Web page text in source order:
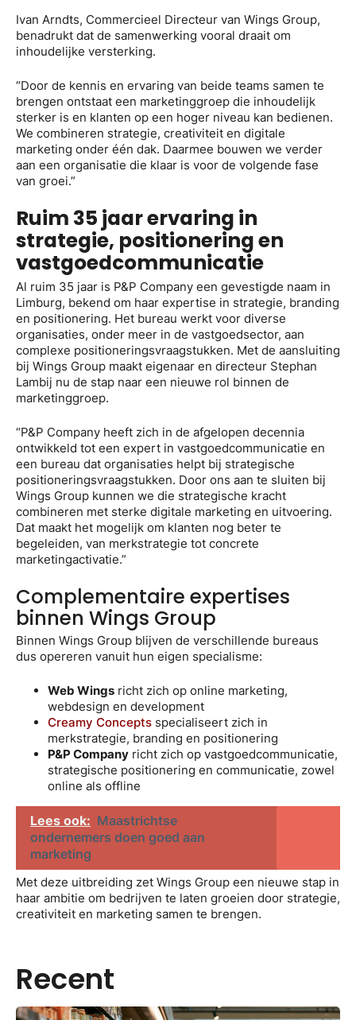
Ivan Arndts, Commercieel Directeur van Wings Group,
benadrukt dat de samenwerking vooral draait om
inhoudelijke versterking.
“Door de kennis en ervaring van beide teams samen te
brengen ontstaat een marketinggroep die inhoudelijk
sterker is en klanten op een hoger niveau kan bedienen.
We combineren strategie, creativiteit en digitale
marketing onder één dak. Daarmee bouwen we verder
aan een organisatie die klaar is voor de volgende fase
van groei.”
Ruim 35 jaar ervaring in
strategie, positionering en
vastgoedcommunicatie
Al ruim 35 jaar is P&P Company een gevestigde naam in
Limburg, bekend om haar expertise in strategie, branding
en positionering. Het bureau werkt voor diverse
organisaties, onder meer in de vastgoedsector, aan
complexe positioneringsvraagstukken. Met de aansluiting
bij Wings Group maakt eigenaar en directeur Stephan
Lambij nu de stap naar een nieuwe rol binnen de
marketinggroep.
“P&P Company heeft zich in de afgelopen decennia
ontwikkeld tot een expert in vastgoedcommunicatie en
een bureau dat organisaties helpt bij strategische
positioneringsvraagstukken. Door ons aan te sluiten bij
Wings Group kunnen we die strategische kracht
combineren met sterke digitale marketing en uitvoering.
Dat maakt het mogelijk om klanten nog beter te
begeleiden, van merkstrategie tot concrete
marketingactivatie.”
Complementaire expertises
binnen Wings Group
Binnen Wings Group blijven de verschillende bureaus
dus opereren vanuit hun eigen specialisme:
Web Wings richt zich op online marketing,
webdesign en development
Creamy Concepts specialiseert zich in
merkstrategie, branding en positionering
P&P Company richt zich op vastgoedcommunicatie,
strategische positionering en communicatie, zowel
online als offline
Lees ook: Maastrichtse
ondernemers doen goed aan
marketing
Met deze uitbreiding zet Wings Group een nieuwe stap in
haar ambitie om bedrijven te laten groeien door strategie,
creativiteit en marketing samen te brengen.
Recent